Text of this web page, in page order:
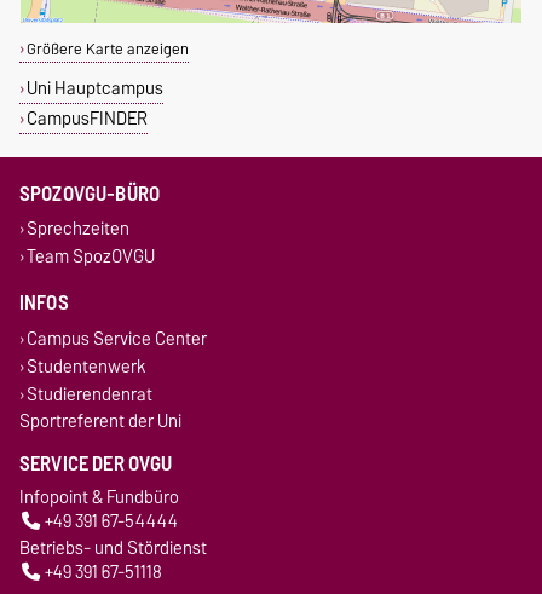
Größere Karte anzeigen
Uni Hauptcampus
CampusFINDER
SPOZOVGU-BÜRO
Sprechzeiten
Team SpozOVGU
INFOS
Campus Service Center
Studentenwerk
Studierendenrat
Sportreferent der Uni
SERVICE DER OVGU
Infopoint & Fundbüro
+49 391 67-54444
Betriebs- und Stördienst
+49 391 67-51118